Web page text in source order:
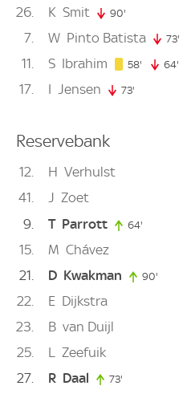
26 K Smit 90'
7 W Pinto Batista 73'
11 S Ibrahim 58' 58. minute
64'
17 I Jensen 73'
Reservebank
12 H Verhulst
41
J Zoet
9
T Parrott 64'
15 M Chávez
21
D Kwakman 90'
22 E Dijkstra
23
B van Duijl
25
L
Zeefuik
27
R Daal 73'